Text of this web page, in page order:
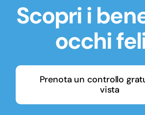
Scopri i
occhi
Prenota un controllo
vista